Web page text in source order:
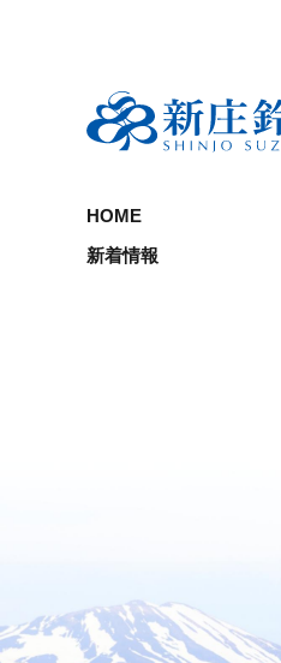
HOME
新着情報